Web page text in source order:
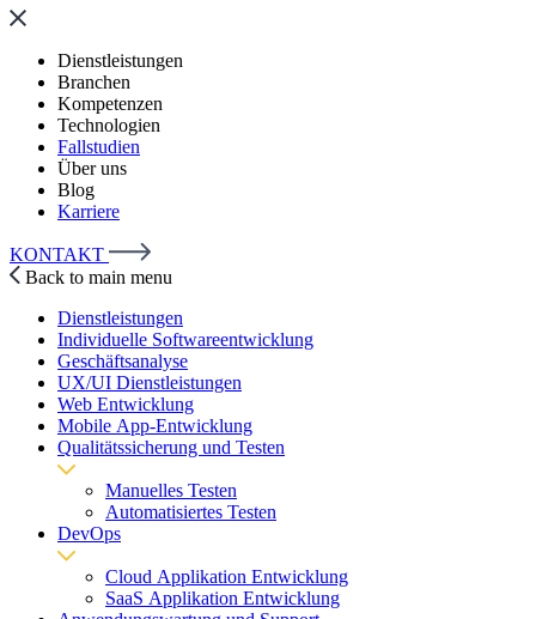
Dienstleistungen
Branchen
Kompetenzen
Technologien
Fallstudien
Über uns
Blog
Karriere
KONTAKT
Back to main menu
Dienstleistungen
Individuelle Softwareentwicklung
Geschäftsanalyse
UX/UI Dienstleistungen
Web Entwicklung
Mobile App-Entwicklung
Qualitätssicherung und Testen
Manuelles Testen
Automatisiertes Testen
DevOps
Cloud Applikation Entwicklung
SaaS Applikation Entwicklung